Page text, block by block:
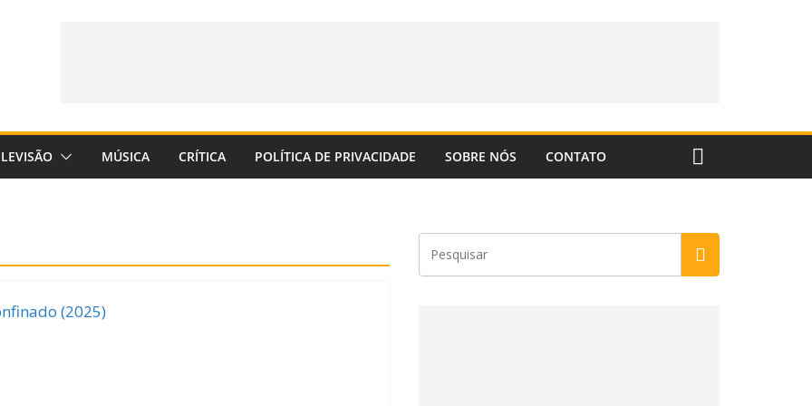
MÚSICA CRÍTICA POLÍTICA DE PRIVACIDADE SOBRE NÓS CONTATO